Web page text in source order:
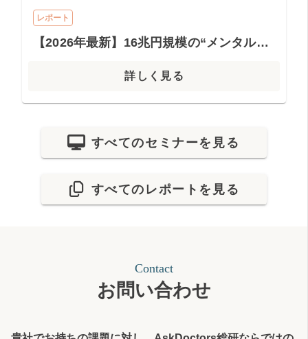
レポート
【2026年最新】16兆円規模の“メンタルヘルス市場” ―ヒットを生むエビデンスの魅せ方とは？―
詳しく見る
すべてのセミナーを見る
すべてのレポートを見る
Contact
お問い合わせ